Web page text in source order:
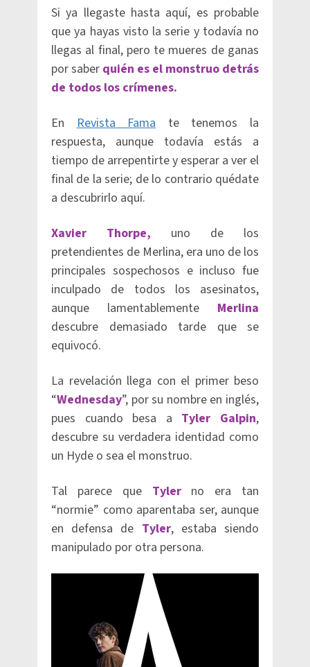
Si ya llegaste hasta aquí, es probable
que ya hayas visto la serie y todavía no
llegas al final, pero te mueres de ganas
por saber quién es el monstruo detrás
de todos los crímenes.
EnRevista Famate tenemos la
respuesta, aunque todavía estás a
tiempo de arrepentirte y esperar a ver el
final de la serie; de lo contrario quédate
a descubrirlo aquí.
Xavier Thorpe, uno de los
pretendientes de Merlina, era uno de los
principales sospechosos e incluso fue
inculpado de todos los asesinatos,
aunque lamentablemente Merlina
descubre demasiado tarde que se
equivocó.
La revelación llega con el primer beso
“Wednesday”, por su nombre en inglés,
pues cuando besa a Tyler Galpin,
descubre su verdadera identidad como
un Hyde o sea el monstruo.
Tal parece que Tyler no era tan
“normie” como aparentaba ser, aunque
en defensa de Tyler, estaba siendo
manipulado por otra persona.